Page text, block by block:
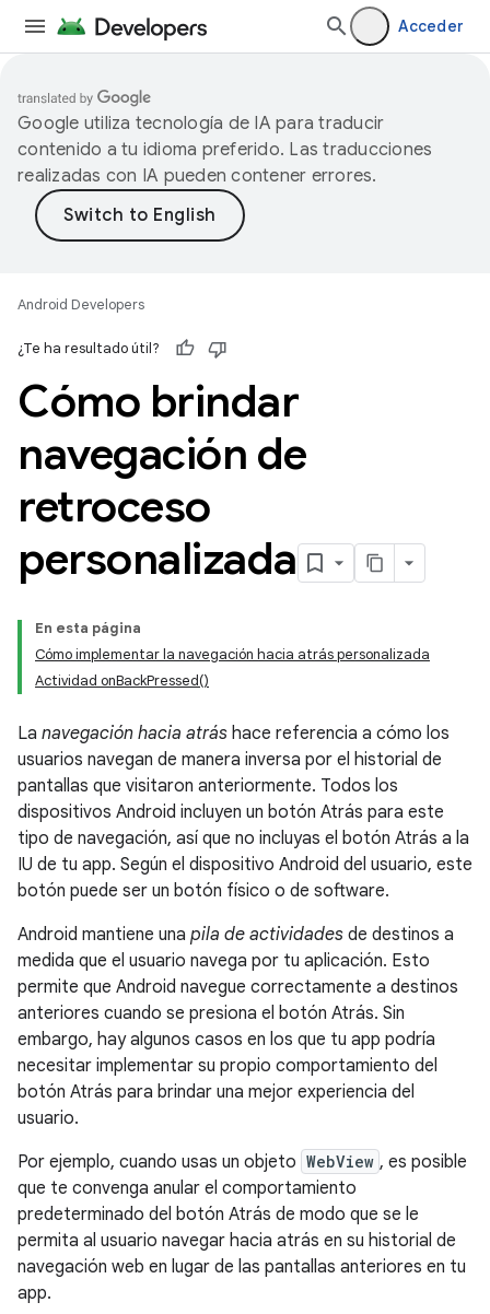
Acceder
Google utiliza tecnología de IA para traducir
contenido a tu idioma preferido. Las traducciones
realizadas con IA pueden contener errores.
Android Developers
¿Te ha resultado útil?
Cómo brindar
navegación de
retroceso
personalizada
En esta página
Cómo implementar la navegación hacia atrás personalizada
Actividad onBackPressed()
La navegación hacia atrás hace referencia a cómo los
usuarios navegan de manera inversa por el historial de
pantallas que visitaron anteriormente. Todos los
dispositivos Android incluyen un botón Atrás para este
tipo de navegación, así que no incluyas el botón Atrás a la
IU de tu app. Según el dispositivo Android del usuario, este
botón puede ser un botón físico o de software.
Android mantiene una pila de actividades de destinos a
medida que el usuario navega por tu aplicación. Esto
permite que Android navegue correctamente a destinos
anteriores cuando se presiona el botón Atrás. Sin
embargo, hay algunos casos en los que tu app podría
necesitar implementar su propio comportamiento del
botón Atrás para brindar una mejor experiencia del
usuario.
Por ejemplo, cuando usas un objeto WebView , es posible
que te convenga anular el comportamiento
predeterminado del botón Atrás de modo que se le
permita al usuario navegar hacia atrás en su historial de
navegación web en lugar de las pantallas anteriores en tu
app.